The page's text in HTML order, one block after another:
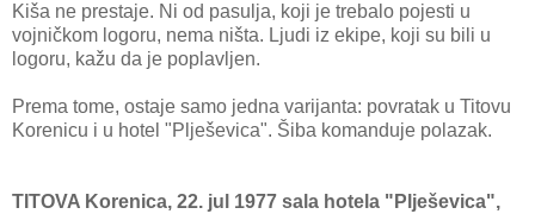
Kiša ne prestaje. Ni od pasulja, koji je trebalo pojesti u
vojničkom logoru, nema ništa. Ljudi iz ekipe, koji su bili u
logoru, kažu da je poplavljen.
Prema tome, ostaje samo jedna varijanta: povratak u Titovu
Korenicu i u hotel "Plješevica". Šiba komanduje polazak.
TITOVA Korenica, 22. jul 1977 sala hotela "Plješevica",